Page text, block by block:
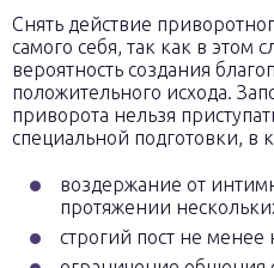
Снять действие
самого себя, так как в этом
вероятность создания
положительного исхода.
приворота нельзя
специальной подготовки, в
воздержание от
протяжении
строгий пост не менее